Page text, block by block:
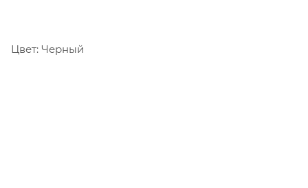
Цвет: Черный